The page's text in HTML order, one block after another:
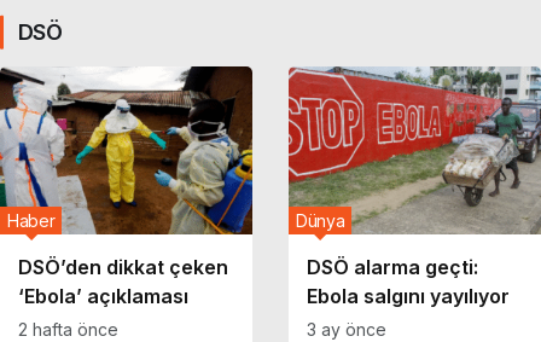
DSÖ
DSÖ’den dikkat çeken
‘Ebola’ açıklaması
Haber
2 hafta önce
DSÖ alarma geçti:
Ebola salgını yayılıyor
Dünya
3 ay önce